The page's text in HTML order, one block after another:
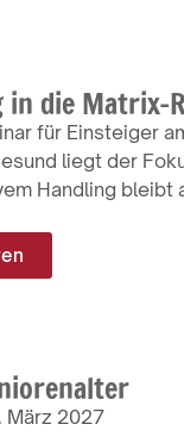
die Matrix-
für Einsteiger
liegt der
Handling bleibt
März 2027